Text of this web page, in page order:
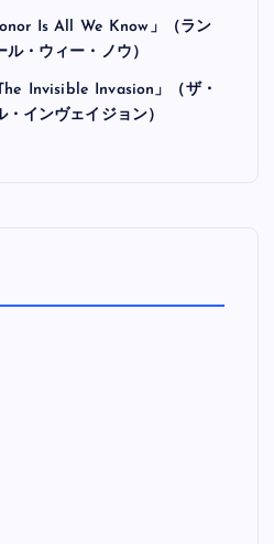
Is All We Know」（ラン
・ウィー・ノウ）
Invisible Invasion」（ザ・
インヴェイジョン）